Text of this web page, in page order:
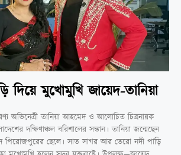
দিয়ে মুখোমুখি জায়েদ-তানিয়া
অভিনেত্রী তানিয়া আহমেদ ও আলোচিত চিত্রনায়ক
দক্ষিণাঞ্চল বরিশালের সন্তান। তানিয়া জন্মেছেন
পিরোজপুরের ছেলে। সাত সাগর আর তেরো নদী পাড়ি